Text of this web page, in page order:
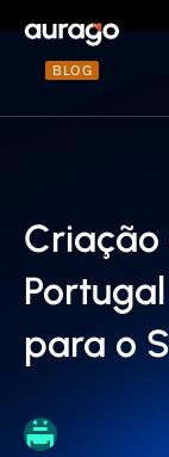
BLOG
Criação
para o